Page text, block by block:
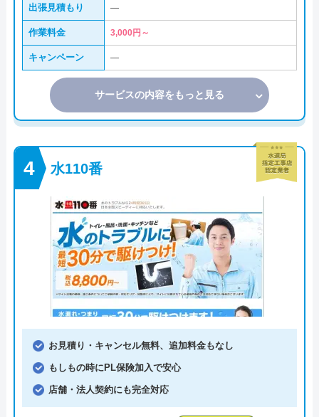
出張見積もり ―
作業料金 3,000円～
キャンペーン ―
サービスの内容をもっと見る
水110番
お見積り・キャンセル無料、追加料金もなし
もしもの時にPL保険加入で安心
店舗・法人契約にも完全対応